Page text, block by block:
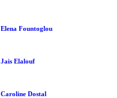
Elena Fountoglou
Jais Elalouf
Caroline Dostal